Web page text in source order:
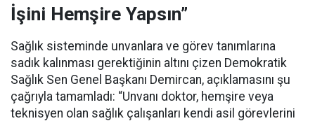
İşini Hemşire Yapsın”
Sağlık sisteminde unvanlara ve görev tanımlarına
sadık kalınması gerektiğinin altını çizen Demokratik
Sağlık Sen Genel Başkanı Demircan, açıklamasını şu
çağrıyla tamamladı: “Unvanı doktor, hemşire veya
teknisyen olan sağlık çalışanları kendi asil görevlerini